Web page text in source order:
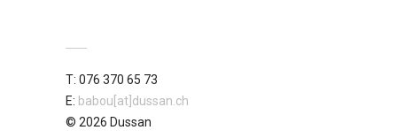
T: 076 370 65 73
E: babou[at]dussan.ch
© 2026 Dussan